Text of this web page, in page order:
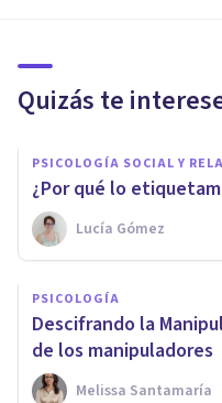
Quizás te
PSICOLOGÍA SOCIAL Y
¿Por qué lo
Lucía Gómez
PSICOLOGÍA
Descifrando la
de los manipuladores
Melissa Santamaría